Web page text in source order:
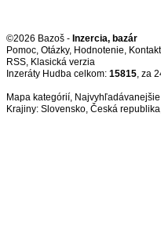
©2026 Bazoš - Inzercia, bazár
Pomoc, Otázky, Hodnotenie, Kontakt
RSS,
Inzeráty Hudba celkom: 15815, za
Mapa kategórií,
Krajiny: Slovensko, Česká republika